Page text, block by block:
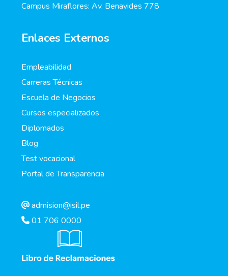
Campus Miraflores: Av. Benavides 778
Enlaces Externos
Empleabilidad
Carreras Técnicas
Escuela de Negocios
Cursos especializados
Diplomados
Blog
Test vocacional
Portal de Transparencia
admision@isil.pe
01 706 0000